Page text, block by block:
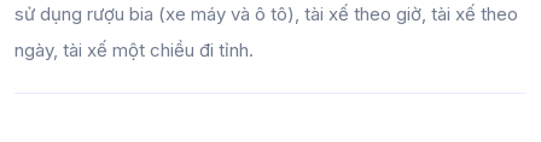
sử dụng rượu bia (xe máy và ô tô), tài xế theo giờ, tài xế theo
ngày, tài xế một chiều đi tỉnh.